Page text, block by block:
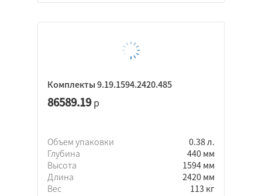
Комплекты 9.19.1594.2420.485
86589.19р
Объем упаковки
0.38 л.
Глубина
440 мм
Высота
1594 мм
Длина
2420 мм
Вес
113 кг